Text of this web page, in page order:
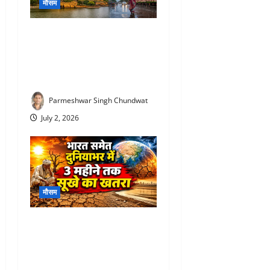
मौसम
Parmeshwar Singh Chundwat
July 2, 2026
मौसम